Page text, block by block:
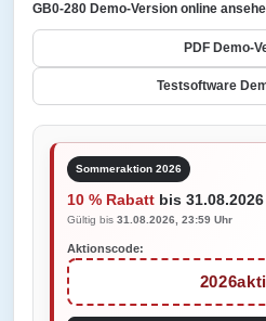
GB0-280 Demo-Version online
PDF Demo-
Testsoftware
Sommeraktion 2026
10 % Rabatt bis 31.08.2026
Gültig bis 31.08.2026, 23:59 Uhr
Aktionscode: